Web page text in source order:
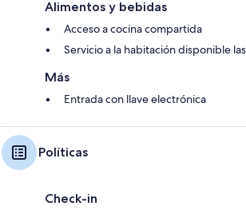
Alimentos y bebidas
Acceso a cocina compartida
Servicio a la habitación disponible
Más
Entrada con llave electrónica
Políticas
Check-in